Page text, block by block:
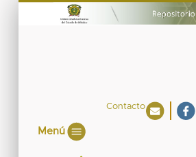
Contacto
Menú